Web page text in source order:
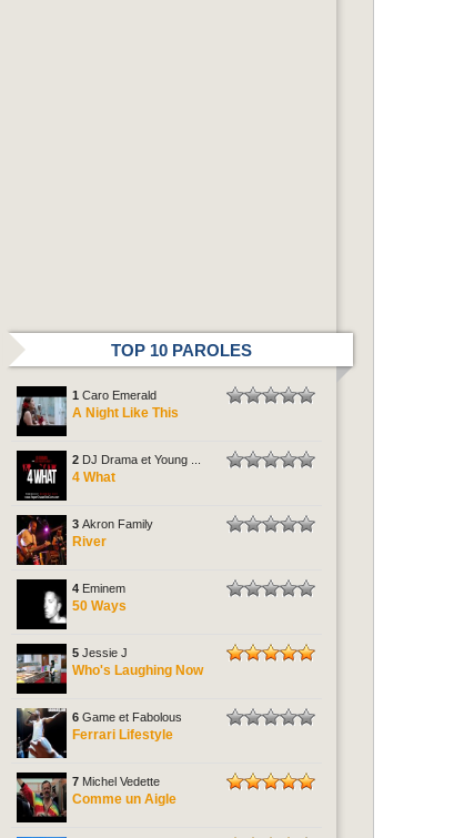
TOP 10 PAROLES
1 Caro Emerald
A Night Like This
2 DJ Drama et Young ...
4 What
3 Akron Family
River
4 Eminem
50 Ways
5 Jessie J
Who's Laughing Now
6 Game et Fabolous
Ferrari Lifestyle
7 Michel Vedette
Comme un Aigle